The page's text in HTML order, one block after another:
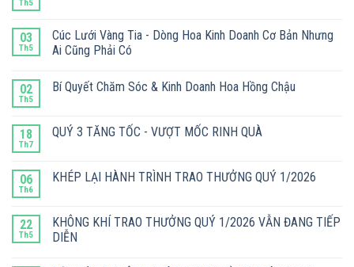
Th5
03
Th5
Cúc Lưới Vàng Tia - Dòng Hoa Kinh Doanh Cơ Bản Nhưng
Ai Cũng Phải Có
02
Th5
Bí Quyết Chăm Sóc & Kinh Doanh Hoa Hồng Chậu
18
Th7
QUÝ 3 TĂNG TỐC - VƯỢT MỐC RINH QUÀ
06
Th6
KHÉP LẠI HÀNH TRÌNH TRAO THƯỞNG QUÝ 1/2026
22
Th5
KHÔNG KHÍ TRAO THƯỞNG QUÝ 1/2026 VẪN ĐANG TIẾP
DIỄN